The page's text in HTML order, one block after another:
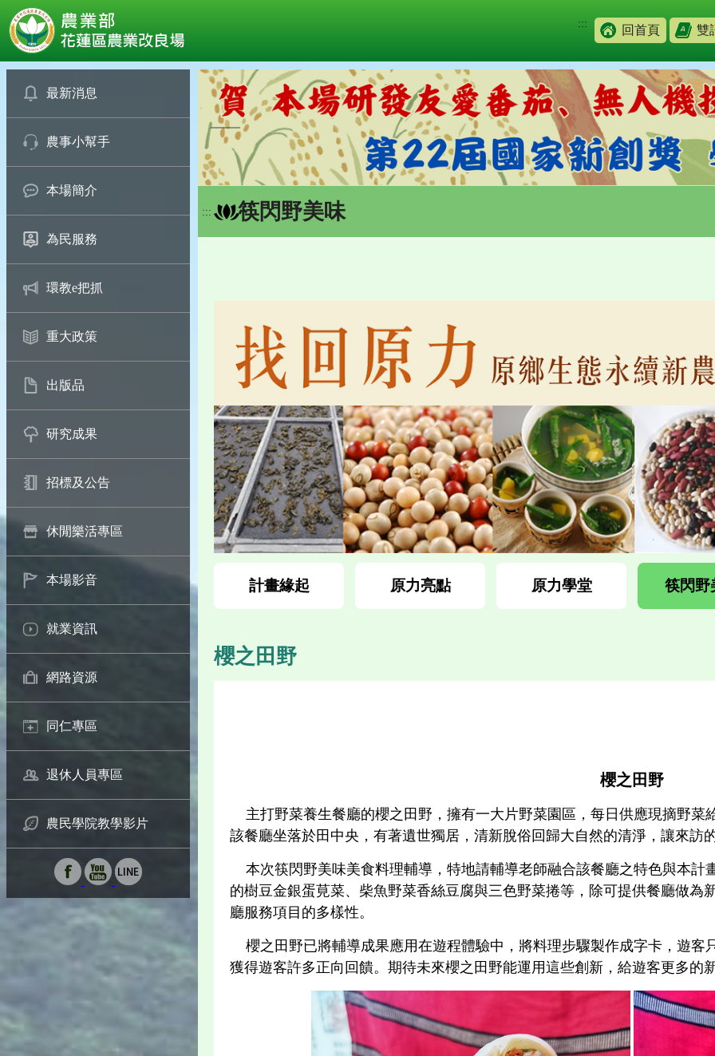
::: 回首頁 雙
最新消息
農事小幫手
本場簡介
為民服務
環教e把抓
重大政策
出版品
研究成果
招標及公告
休閒樂活專區
本場影音
就業資訊
網路資源
同仁專區
退休人員專區
農民學院教學影片
::: 筷閃野美味
計畫緣起 原力亮點 原力學堂 筷閃野
櫻之田野
櫻之田野
主打野菜養生餐廳的櫻之田野，擁有一大片野菜園區，每日供應現摘野菜
該餐廳坐落於田中央，有著遺世獨居，清新脫俗回歸大自然的清淨，讓來訪
本次筷閃野美味美食料理輔導，特地請輔導老師融合該餐廳之特色與本計
的樹豆金銀蛋莧菜、柴魚野菜香絲豆腐與三色野菜捲等，除可提供餐廳做
廳服務項目的多樣性。
櫻之田野已將輔導成果應用在遊程體驗中，將料理步驟製作成字卡，遊客
獲得遊客許多正向回饋。期待未來櫻之田野能運用這些創新，給遊客更多的